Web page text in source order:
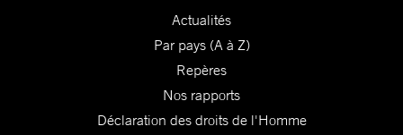
Actualités
Par pays (A à Z)
Repères
Nos rapports
Déclaration des droits de l'Homme